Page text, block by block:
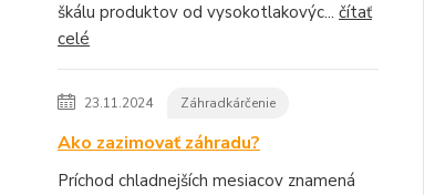
škálu produktov od vysokotlakovýc... čítať
celé
23.11.2024 Záhradkárčenie
Ako zazimovať záhradu?
Príchod chladnejších mesiacov znamená